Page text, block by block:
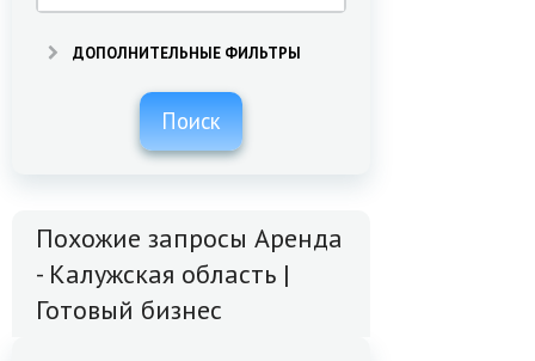
ДОПОЛНИТЕЛЬНЫЕ ФИЛЬТРЫ
Поиск
Похожие запросы Аренда
- Калужская область |
Готовый бизнес